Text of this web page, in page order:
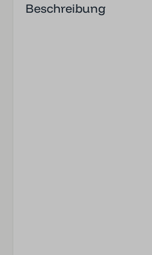
Beschreibung